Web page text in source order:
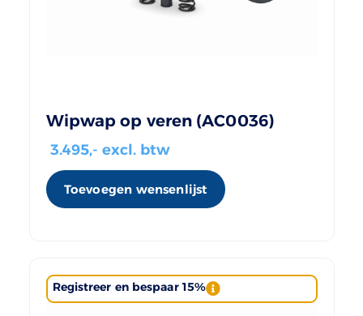
Wipwap op veren (AC0036)
3.495,- excl. btw
Toevoegen wensenlijst
Registreer en bespaar 15%